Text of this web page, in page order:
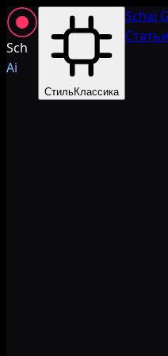
Sch
Ai
СтильКлассика
Schai
Статьи